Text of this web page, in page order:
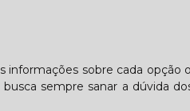
sobre cada opção
sempre sanar a dúvida